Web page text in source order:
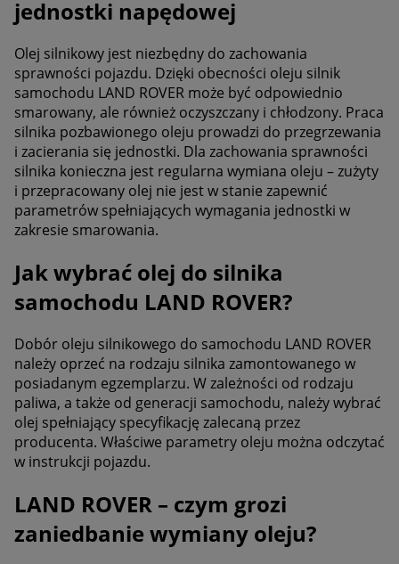
jednostki napędowej
Olej silnikowy jest niezbędny do zachowania
sprawności pojazdu. Dzięki obecności oleju silnik
samochodu LAND ROVER może być odpowiednio
smarowany, ale również oczyszczany i chłodzony. Praca
silnika pozbawionego oleju prowadzi do przegrzewania
i zacierania się jednostki. Dla zachowania sprawności
silnika konieczna jest regularna wymiana oleju – zużyty
i przepracowany olej nie jest w stanie zapewnić
parametrów spełniających wymagania jednostki w
zakresie smarowania.
Jak wybrać olej do silnika
samochodu LAND ROVER?
Dobór oleju silnikowego do samochodu LAND ROVER
należy oprzeć na rodzaju silnika zamontowanego w
posiadanym egzemplarzu. W zależności od rodzaju
paliwa, a także od generacji samochodu, należy wybrać
olej spełniający specyfikację zalecaną przez
producenta. Właściwe parametry oleju można odczytać
w instrukcji pojazdu.
LAND ROVER – czym grozi
zaniedbanie wymiany oleju?